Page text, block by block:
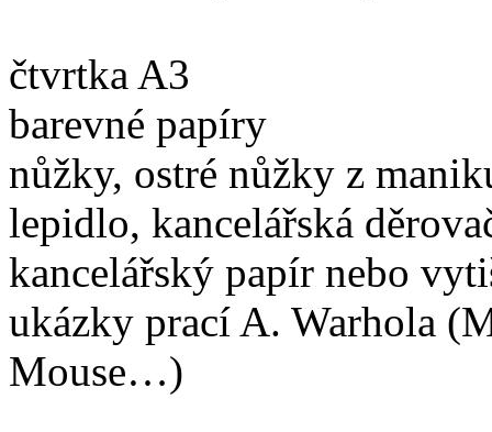
čtvrtka A3
barevné papíry
nůžky, ostré nůžky z
lepidlo, kancelářská
kancelářský papír nebo
ukázky prací A. Warhola
Mouse…)